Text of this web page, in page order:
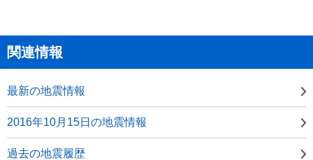
関連情報
最新の地震情報
2016年10月15日の地震情報
過去の地震履歴